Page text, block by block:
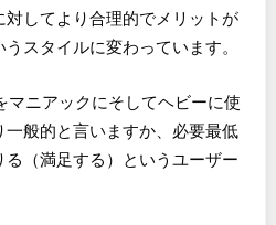
してより合理的でメリットが
スタイルに変わっています。
マニアックにそしてヘビーに使
般的と言いますか、必要最低
（満足する）というユーザー